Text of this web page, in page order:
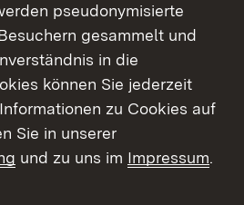
pseudonymisierte
gesammelt und
in die
können Sie jederzeit
zu Cookies auf
Sie in unserer
und zu uns im Impressum.